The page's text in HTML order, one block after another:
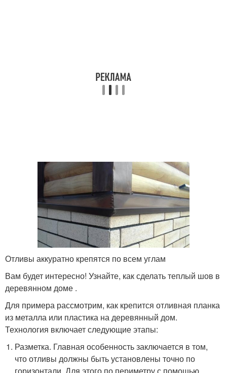
Отливы аккуратно крепятся по всем углам
Вам будет интересно! Узнайте, как сделать теплый шов в
деревянном доме .
Для примера рассмотрим, как крепится отливная планка
из металла или пластика на деревянный дом.
Технология включает следующие этапы:
Разметка. Главная особенность заключается в том,
что отливы должны быть установлены точно по
горизонтали. Для этого по периметру с помощью